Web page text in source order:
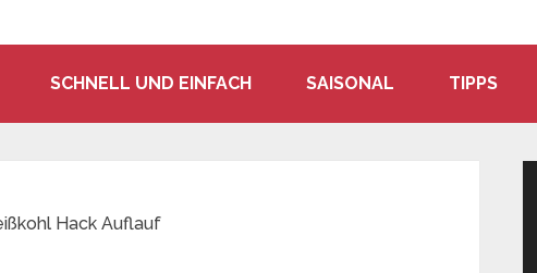
SCHNELL UND EINFACH SAISONAL TIPPS
Hack Auflauf